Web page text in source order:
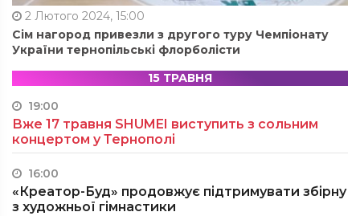
2 Лютого 2024, 15:00
Сім нагород привезли з другого туру Чемпіонату
України тернопільські флорболісти
15 ТРАВНЯ
19:00
Вже 17 травня SHUMEI виступить з сольним
концертом у Тернополі
16:00
«Креатор-Буд» продовжує підтримувати збірну
з художньої гімнастики